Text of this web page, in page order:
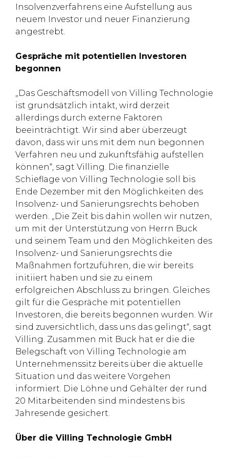
Insolvenzverfahrens eine Aufstellung aus
neuem Investor und neuer Finanzierung
angestrebt.
Gespräche mit potentiellen Investoren
begonnen
„Das Geschäftsmodell von Villing Technologie
ist grundsätzlich intakt, wird derzeit
allerdings durch externe Faktoren
beeinträchtigt. Wir sind aber überzeugt
davon, dass wir uns mit dem nun begonnen
Verfahren neu und zukunftsfähig aufstellen
können“, sagt Villing. Die finanzielle
Schieflage von Villing Technologie soll bis
Ende Dezember mit den Möglichkeiten des
Insolvenz- und Sanierungsrechts behoben
werden. „Die Zeit bis dahin wollen wir nutzen,
um mit der Unterstützung von Herrn Buck
und seinem Team und den Möglichkeiten des
Insolvenz- und Sanierungsrechts die
Maßnahmen fortzuführen, die wir bereits
initiiert haben und sie zu einem
erfolgreichen Abschluss zu bringen. Gleiches
gilt für die Gespräche mit potentiellen
Investoren, die bereits begonnen wurden. Wir
sind zuversichtlich, dass uns das gelingt“, sagt
Villing. Zusammen mit Buck hat er die die
Belegschaft von Villing Technologie am
Unternehmenssitz bereits über die aktuelle
Situation und das weitere Vorgehen
informiert. Die Löhne und Gehälter der rund
20 Mitarbeitenden sind mindestens bis
Jahresende gesichert.
Über die Villing Technologie GmbH